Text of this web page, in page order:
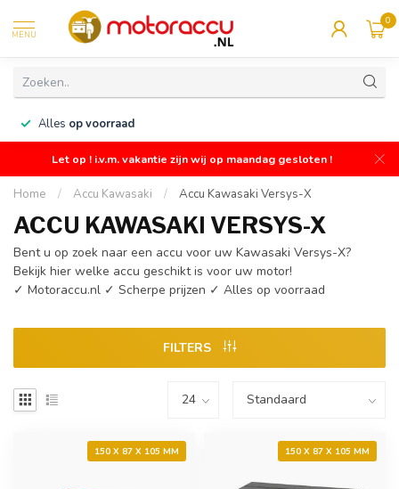
MENU
0
Alles op voorraad
Let op ! i.v.m. vakantie zijn wij op maandag gesloten !
Home / Accu Kawasaki / Accu Kawasaki Versys-X
ACCU KAWASAKI VERSYS-X
Bent u op zoek naar een accu voor uw Kawasaki Versys-X?
Bekijk hier welke accu geschikt is voor uw motor!
✓ Motoraccu.nl ✓ Scherpe prijzen ✓ Alles op voorraad
FILTERS
150 X 87 X 105 MM 150 X 87 X 105 MM